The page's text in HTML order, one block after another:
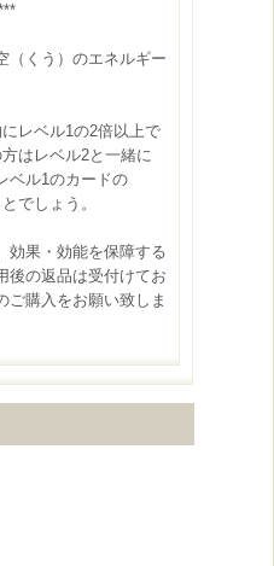
（くう）のエネルギー
レベル1の2倍以上で
はレベル2と一緒に
ベル1のカードの
でしょう。
効果・効能を保障する
の返品は受付けてお
購入をお願い致しま